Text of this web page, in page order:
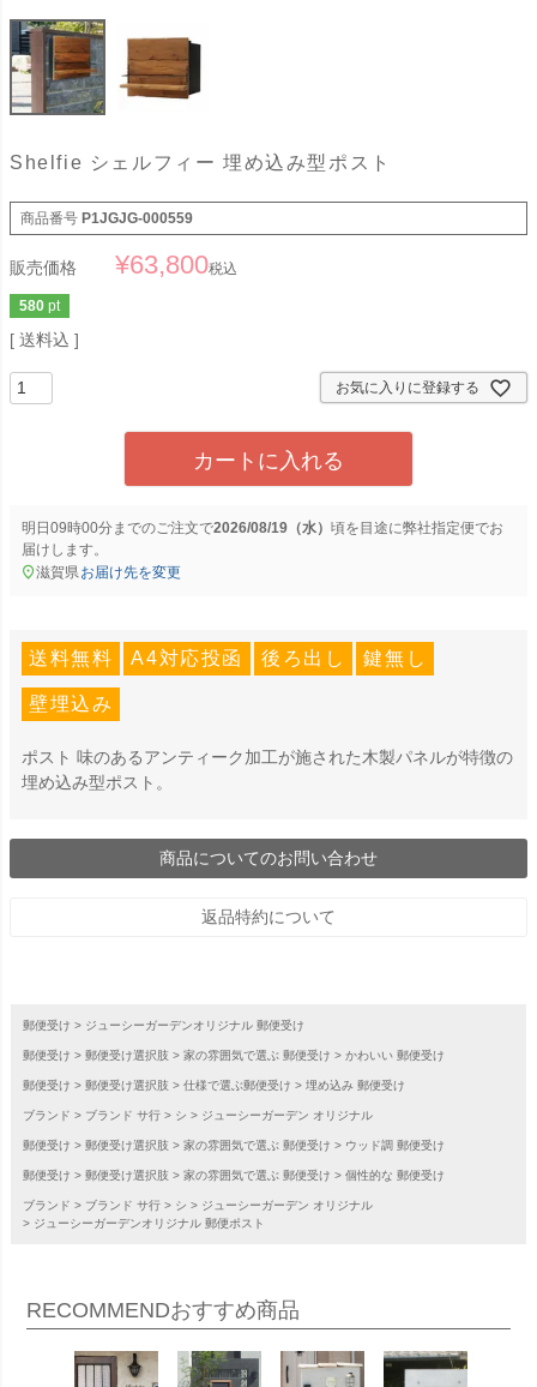
Shelfie シェルフィー 埋め込み型ポスト
商品番号 P1JGJG-000559
販売価格 ¥63,800税込
580 pt
送料込
お気に入りに登録する
カートに入れる
明日 09時00分までのご注文で2026/08/19（水） に弊社指定便でお
届けします。
滋賀県お届け先を変更
送料無料 A4対応投函 後ろ出し 鍵無し
壁埋込み
ポスト 味のあるアンティーク加工が施された木製パネルが特徴の
埋め込み型ポスト。
商品についてのお問い合わせ
返品特約について
郵便受け ジューシーガーデンオリジナル 郵便受け
郵便受け 郵便受け選択肢 家の雰囲気で選ぶ 郵便受け かわいい 郵便受け
郵便受け 郵便受け選択肢 仕様で選ぶ郵便受け 埋め込み 郵便受け
ブランド ブランド サ行 シ ジューシーガーデン オリジナル
郵便受け 郵便受け選択肢 家の雰囲気で選ぶ 郵便受け ウッド調 郵便受け
郵便受け 郵便受け選択肢 家の雰囲気で選ぶ 郵便受け 個性的な 郵便受け
ブランド ブランド サ行 シ
ジューシーガーデン オリジナル
ジューシーガーデンオリジナル 郵便ポスト
RECOMMENDおすすめ商品